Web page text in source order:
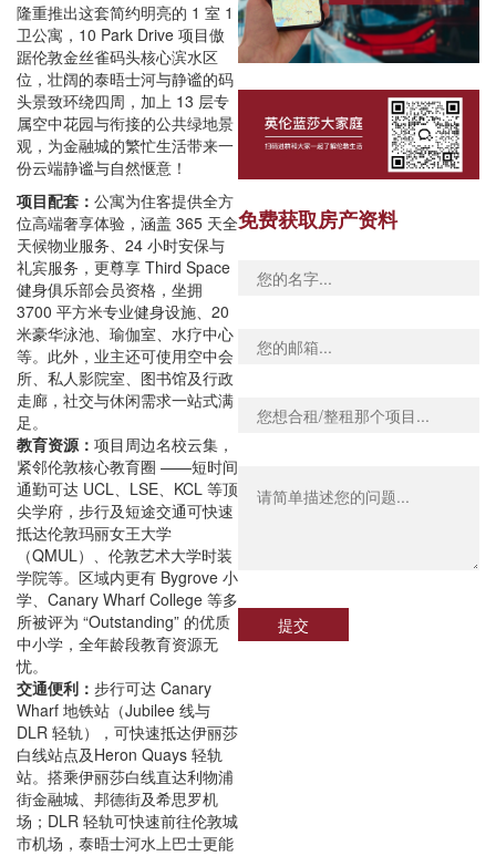
隆重推出这套简约明亮的 1 室 1
卫公寓，10 Park Drive 项目傲
踞伦敦金丝雀码头核心滨水区
位，壮阔的泰晤士河与静谧的码
头景致环绕四周，加上 13 层专
属空中花园与衔接的公共绿地景
观，为金融城的繁忙生活带来一
份云端静谧与自然惬意！
项目配套： 公寓为住客提供全方
位高端奢享体验，涵盖 365 天全
天候物业服务、24 小时安保与
礼宾服务，更尊享 Third Space
健身俱乐部会员资格，坐拥
3700 平方米专业健身设施、20
米豪华泳池、瑜伽室、水疗中心
等。此外，业主还可使用空中会
所、私人影院室、图书馆及行政
走廊，社交与休闲需求一站式满
足。
教育资源： 项目周边名校云集，
紧邻伦敦核心教育圈 ——短时间
通勤可达 UCL、LSE、KCL 等顶
尖学府，步行及短途交通可快速
抵达伦敦玛丽女王大学
（QMUL）、伦敦艺术大学时装
学院等。区域内更有 Bygrove 小
学、Canary Wharf College 等多
所被评为 “Outstanding” 的优质
中小学，全年龄段教育资源无
忧。
交通便利： 步行可达 Canary
Wharf 地铁站（Jubilee 线与
DLR 轻轨），可快速抵达伊丽莎
白线站点及Heron Quays 轻轨
站。搭乘伊丽莎白线直达利物浦
街金融城、邦德街及希思罗机
场；DLR 轻轨可快速前往伦敦城
市机场，泰晤士河水上巴士更能
免费获取房产资料
提交